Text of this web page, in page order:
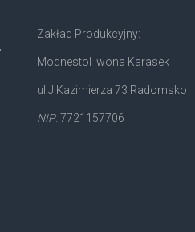
Zakład Produkcyjny:
Modnestol Iwona Karasek
ul.J.Kazimierza 73 Radomsko
NIP. 7721157706